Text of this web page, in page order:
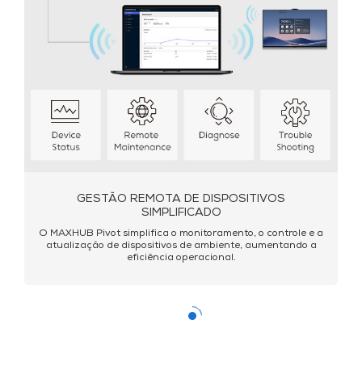
GESTÃO REMOTA DE DISPOSITIVOS
SIMPLIFICADO
O MAXHUB Pivot simplifica o monitoramento, o controle e a
atualização de dispositivos de ambiente, aumentando a
eficiência operacional.